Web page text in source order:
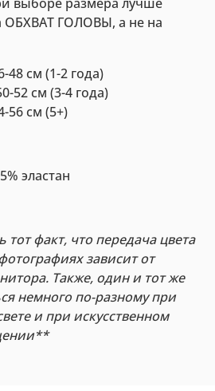
ОБХВАТ ГОЛОВЫ, а не на
см (1-2 года)
52 см (3-4 года)
56 см (5+)
эластан
факт, что передача цвета
зависит от
Также, один и тот же
немного по-разному при
и при искусственном